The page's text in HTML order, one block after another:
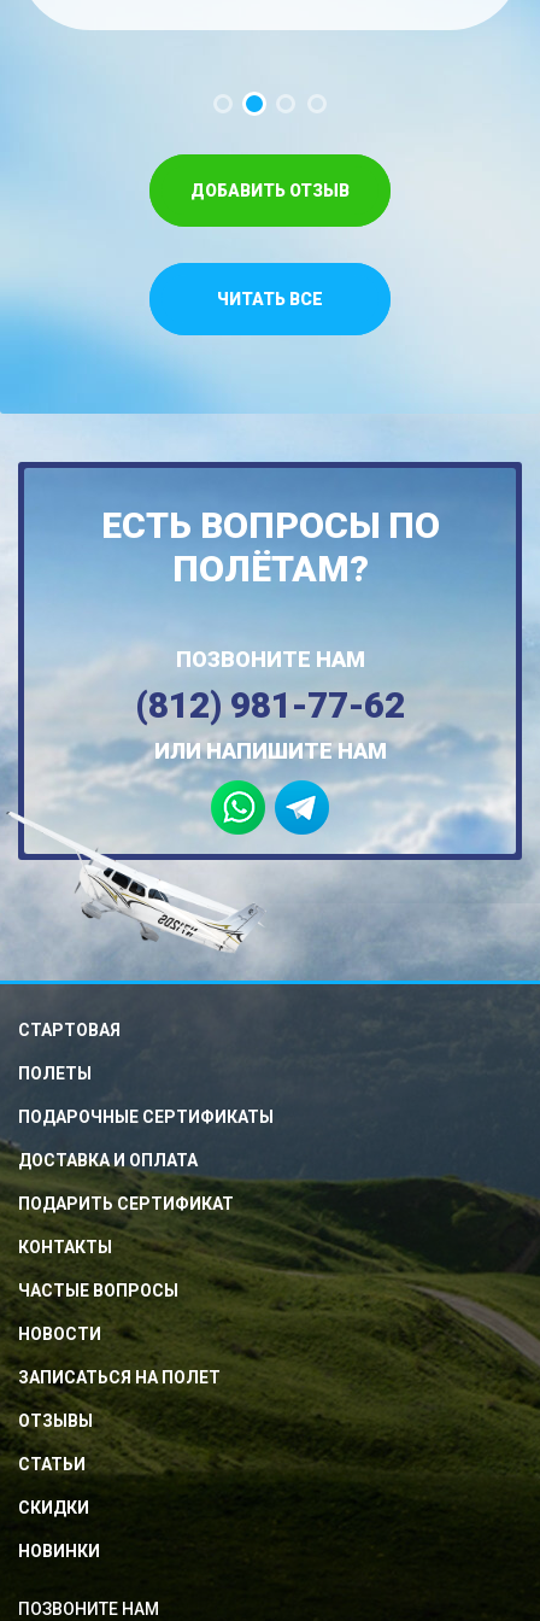
ДОБАВИТЬ ОТЗЫВ
ЧИТАТЬ ВСЕ
ЕСТЬ ВОПРОСЫ ПО
ПОЛЁТАМ?
ПОЗВОНИТЕ НАМ
(812) 981-77-62
ИЛИ НАПИШИТЕ НАМ
СТАРТОВАЯ
ПОЛЕТЫ
ПОДАРОЧНЫЕ СЕРТИФИКАТЫ
ДОСТАВКА И ОПЛАТА
ПОДАРИТЬ СЕРТИФИКАТ
КОНТАКТЫ
ЧАСТЫЕ ВОПРОСЫ
НОВОСТИ
ЗАПИСАТЬСЯ НА ПОЛЕТ
ОТЗЫВЫ
СТАТЬИ
СКИДКИ
НОВИНКИ
ПОЗВОНИТЕ НАМ